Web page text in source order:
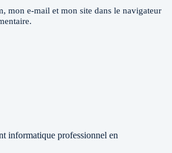
mon e-mail et mon site dans le navigateur
informatique professionnel en